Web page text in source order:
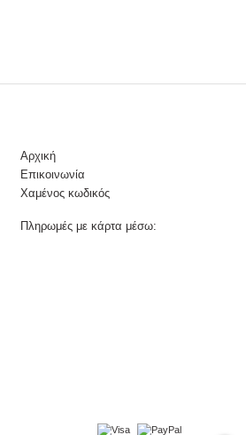
Αρχική
Επικοινωνία
Χαμένος κωδικός
Πληρωμές με κάρτα μέσω: